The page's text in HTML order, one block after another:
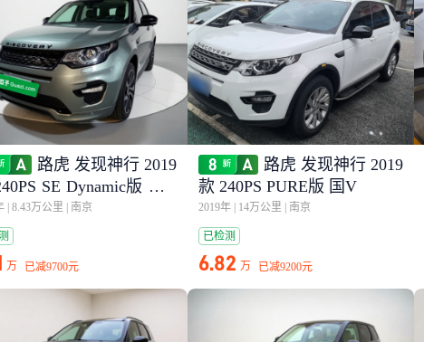
路虎 发现神行 2019
SE Dynamic版 国V
8.43万公里 南京
万 已减9700元
路虎 发现神行 2019
款 240PS PURE版 国V
2019年 14万公里 南京
已检测
6.82 万 已减9200元